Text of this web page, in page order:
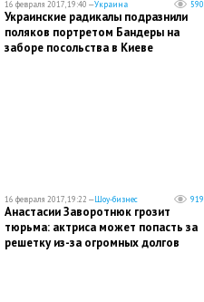
16 февраля 2017, 19:40 —Украина 590
Украинские радикалы подразнили
поляков портретом Бандеры на
заборе посольства в Киеве
16 февраля 2017, 19:22 —Шоу-бизнес 919
Анастасии Заворотнюк грозит
тюрьма: актриса может попасть за
решетку из-за огромных долгов